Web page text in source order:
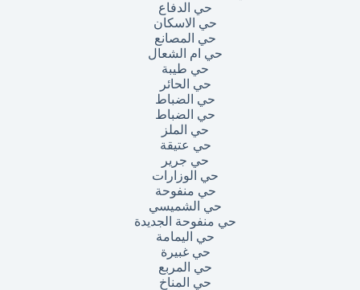
حي الدفاع
حي الاسكان
حي المصانع
حي ام الشعال
حي طيبة
حي الحائر
حي الضباط
حي الضباط
حي الملز
حي عتيقة
حي جرير
حي الوزارات
حي منفوحة
حي الشميسي
حي منفوحة الجديدة
حي اليمامة
حي غبيرة
حي المربع
حي المناخ